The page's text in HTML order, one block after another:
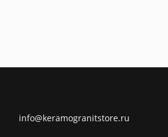
info@keramogranitstore.ru